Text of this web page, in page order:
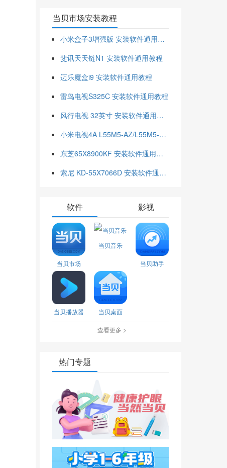
当贝市场安装教程
小米盒子3增强版 安装软件通用教程
斐讯天天链N1 安装软件通用教程
迈乐魔盒i9 安装软件通用教程
雷鸟电视S325C 安装软件通用教程
风行电视 32英寸 安装软件通用教程
小米电视4A L55M5-AZ/L55M5-AD 安装软件通用教程
东芝65X8900KF 安装软件通用教程
索尼 KD-55X7066D 安装软件通用教程
软件 影视
当贝市场
当贝音乐
当贝助手
当贝播放器 当贝桌面
查看更多 >
热门专题